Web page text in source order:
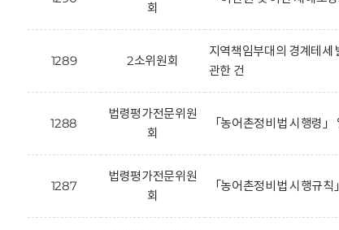
회
1289 2소위원회
지역책임부대의 경계테세
관한 건
1288
법령평가전문위원
회
「농어촌정비법 시행령
1287
법령평가전문위원
회
「농어촌정비법 시행규